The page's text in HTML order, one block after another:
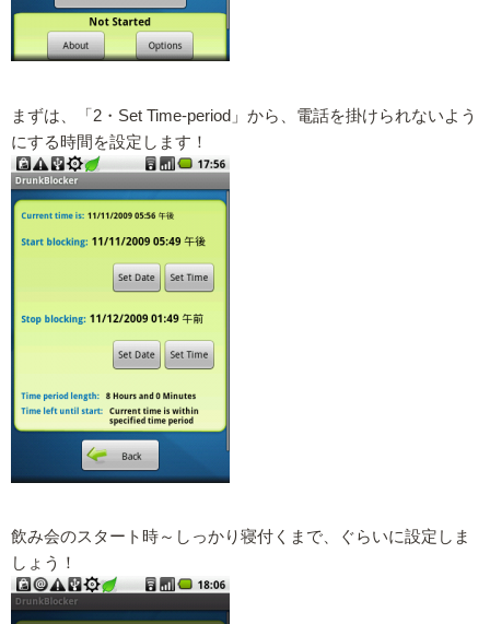
まずは、「2・Set Time-period」から、電話を掛けられないよう
にする時間を設定します！
飲み会のスタート時～しっかり寝付くまで、ぐらいに設定しま
しょう！